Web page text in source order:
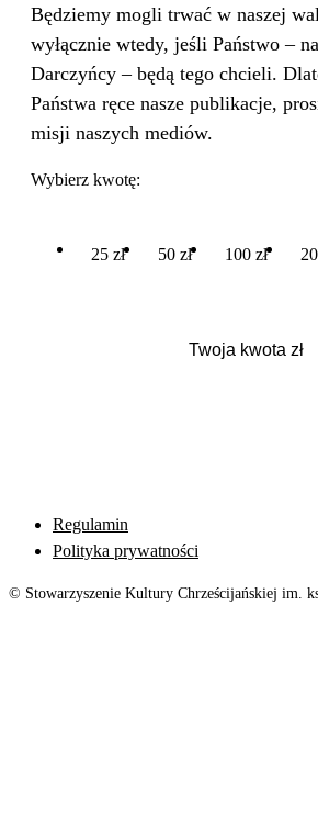
Będziemy mogli trwać w naszej
wyłącznie wtedy, jeśli Państwo –
Darczyńcy – będą tego chcieli.
Państwa ręce nasze publikacje,
misji naszych mediów.
Wybierz kwotę:
25 zł 50 zł 100 zł
Regulamin
Polityka prywatności
© Stowarzyszenie Kultury Chrześcijańskiej im.